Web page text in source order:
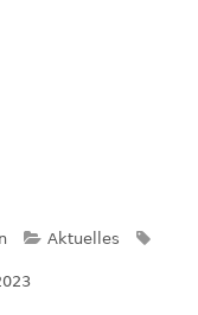
Kategorien
Aktuelles